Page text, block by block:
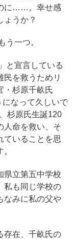
に……。幸せ感
ょうか？
う一つ。
と宣言している
民を救うためリ
・杉原千畝氏
になって久しいで
杉原氏生誕120
人命を救い、そ
ていることを思
県立第五中学校
私も同じ学校の
なみに私の父や
存在、千畝氏の